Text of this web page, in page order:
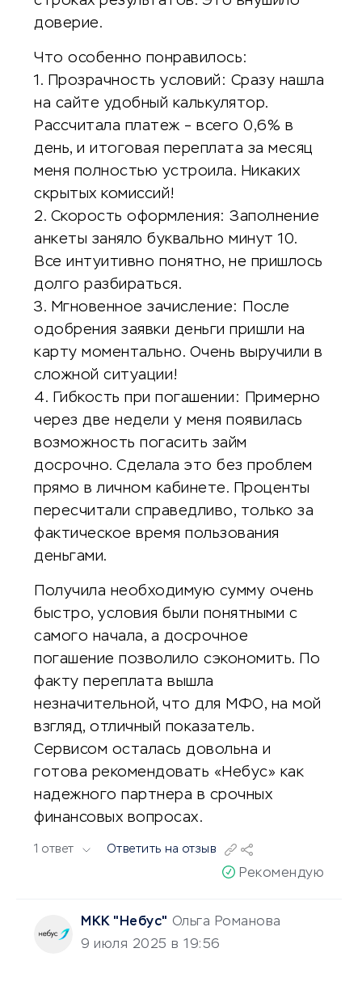
доверие.
Что особенно понравилось:
1. Прозрачность условий: Сразу нашла
на сайте удобный калькулятор.
Рассчитала платеж – всего 0,6% в
день, и итоговая переплата за месяц
меня полностью устроила. Никаких
скрытых комиссий!
2. Скорость оформления: Заполнение
анкеты заняло буквально минут 10.
Все интуитивно понятно, не пришлось
долго разбираться.
3. Мгновенное зачисление: После
одобрения заявки деньги пришли на
карту моментально. Очень выручили в
сложной ситуации!
4. Гибкость при погашении: Примерно
через две недели у меня появилась
возможность погасить займ
досрочно. Сделала это без проблем
прямо в личном кабинете. Проценты
пересчитали справедливо, только за
фактическое время пользования
деньгами.
Получила необходимую сумму очень
быстро, условия были понятными с
самого начала, а досрочное
погашение позволило сэкономить. По
факту переплата вышла
незначительной, что для МФО, на мой
взгляд, отличный показатель.
Сервисом осталась довольна и
готова рекомендовать «Небус» как
надежного партнера в срочных
финансовых вопросах.
1 ответ Ответить на отзыв
Рекомендую
МКК "Небус" Ольга Романова
9 июля 2025 в 19:56